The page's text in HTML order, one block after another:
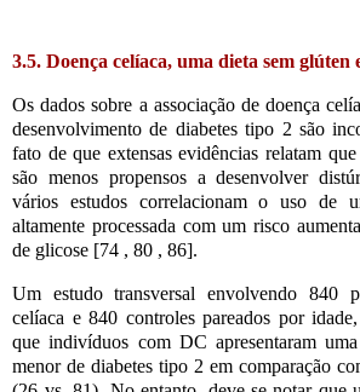
3.5. Doença celíaca, uma dieta sem glúten
Os dados sobre a associação de doença
desenvolvimento de diabetes tipo 2 são
fato de que extensas evidências relatam
são menos propensos a desenvolver
vários estudos correlacionam o uso de
altamente processada com um risco
de glicose [74 , 80 , 86].
Um estudo transversal envolvendo 840
celíaca e 840 controles pareados por
que indivíduos com DC apresentaram
menor de diabetes tipo 2 em comparação